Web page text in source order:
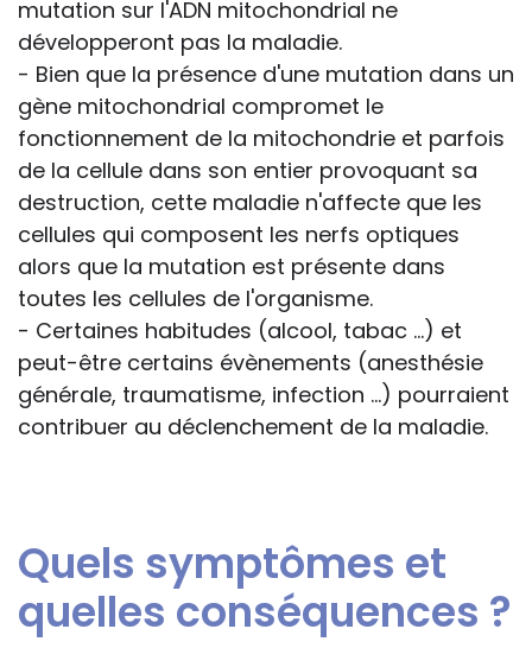
mutation sur l'ADN mitochondrial ne
développeront pas la maladie.
- Bien que la présence d'une mutation dans un
gène mitochondrial compromet le
fonctionnement de la mitochondrie et parfois
de la cellule dans son entier provoquant sa
destruction, cette maladie n'affecte que les
cellules qui composent les nerfs optiques
alors que la mutation est présente dans
toutes les cellules de l'organisme.
- Certaines habitudes (alcool, tabac ...) et
peut-être certains évènements (anesthésie
générale, traumatisme, infection ...) pourraient
contribuer au déclenchement de la maladie.
Quels symptômes et
quelles conséquences ?